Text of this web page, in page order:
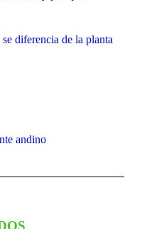
diferencia de la planta
andino